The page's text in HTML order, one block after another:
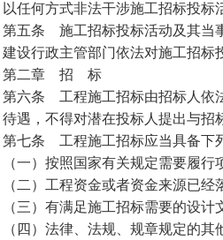
以任何方式非法干涉施工招标投标
第五条 施工招标投标活动及其当
建设行政主管部门依法对施工招标
第二章 招 标
第六条 工程施工招标由招标人依
待遇，不得对潜在投标人提出与招
第七条 工程施工招标应当具备下
（一）按照国家有关规定需要履
（二）工程资金或者资金来源已经
（三）有满足施工招标需要的设
（四）法律、法规、规章规定的其